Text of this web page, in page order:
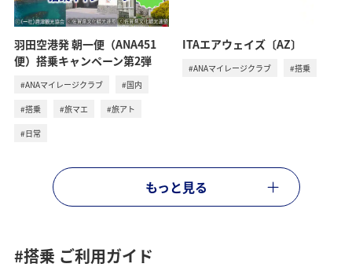
羽田空港発 朝一便（ANA451
便）搭乗キャンペーン第2弾
#ANAマイレージクラブ #国内
#搭乗 #旅マエ #旅アト
#日常
ITAエアウェイズ〔AZ〕
#ANAマイレージクラブ #搭乗
もっと見る
#搭乗ご利用ガイド